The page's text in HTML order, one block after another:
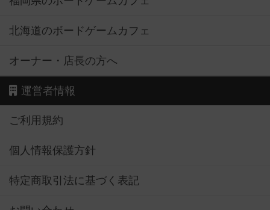
北海道のボードゲームカフェ
オーナー・店長の方へ
運営者情報
ご利用規約
個人情報保護方針
特定商取引法に基づく表記